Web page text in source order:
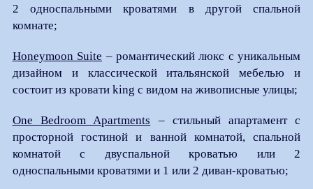
2 односпальными кроватями в другой спальной
комнате;
Honeymoon Suite – романтический люкс с уникальным
дизайном и классической итальянской мебелью и
состоит из кровати king с видом на живописные улицы;
One Bedroom Apartments – стильный апартамент с
просторной гостиной и ванной комнатой, спальной
комнатой с двуспальной кроватью или 2
односпальными кроватями и 1 или 2 диван-кроватью;